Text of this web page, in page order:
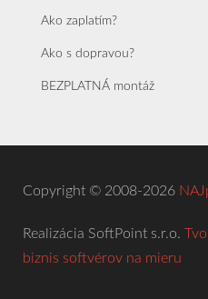
Ako zaplatím?
Ako s dopravou?
BEZPLATNÁ montáž
Copyright © 2008-2026
Realizácia SoftPoint s.r.o.
biznis softvérov na mieru